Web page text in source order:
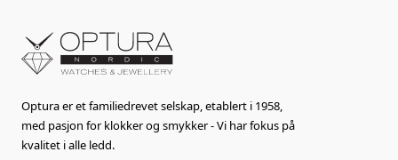
Optura er et familiedrevet selskap, etablert i 1958,
med pasjon for klokker og smykker - Vi har fokus på
kvalitet i alle ledd.